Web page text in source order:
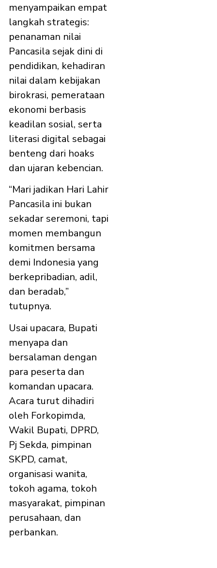
menyampaikan empat
langkah strategis:
penanaman nilai
Pancasila sejak dini di
pendidikan, kehadiran
nilai dalam kebijakan
birokrasi, pemerataan
ekonomi berbasis
keadilan sosial, serta
literasi digital sebagai
benteng dari hoaks
dan ujaran kebencian.
“Mari jadikan Hari Lahir
Pancasila ini bukan
sekadar seremoni, tapi
momen membangun
komitmen bersama
demi Indonesia yang
berkepribadian, adil,
dan beradab,”
tutupnya.
Usai upacara, Bupati
menyapa dan
bersalaman dengan
para peserta dan
komandan upacara.
Acara turut dihadiri
oleh Forkopimda,
Wakil Bupati, DPRD,
Pj Sekda, pimpinan
SKPD, camat,
organisasi wanita,
tokoh agama, tokoh
masyarakat, pimpinan
perusahaan, dan
perbankan.